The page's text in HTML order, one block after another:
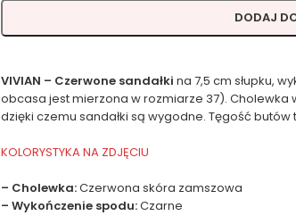
DODAJ
VIVIAN – Czerwone sandałki na 7,5 cm słupku,
obcasa jest mierzona w rozmiarze 37).
dzięki czemu sandałki są wygodne. Tęgość butów
KOLORYSTYKA NA ZDJĘCIU
– Cholewka:Czerwona skóra zamszowa
– Wykończenie spodu:Czarne